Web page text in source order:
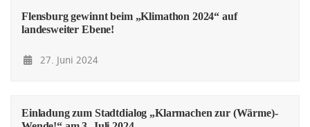
Flensburg gewinnt beim „Klimathon 2024“ auf
landesweiter Ebene!
27. Juni 2024
Einladung zum Stadtdialog „Klarmachen zur (Wärme)-